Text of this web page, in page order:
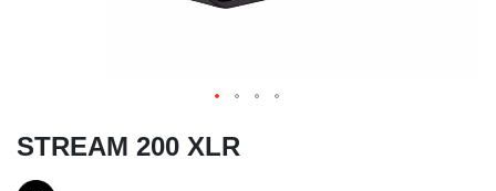
STREAM 200 XLR